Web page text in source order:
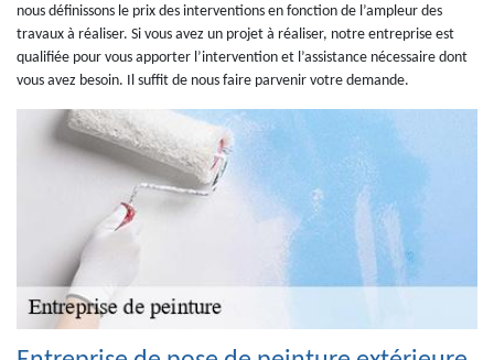
nous définissons le prix des interventions en fonction de l’ampleur des
travaux à réaliser. Si vous avez un projet à réaliser, notre entreprise est
qualifiée pour vous apporter l’intervention et l’assistance nécessaire dont
vous avez besoin. Il suffit de nous faire parvenir votre demande.